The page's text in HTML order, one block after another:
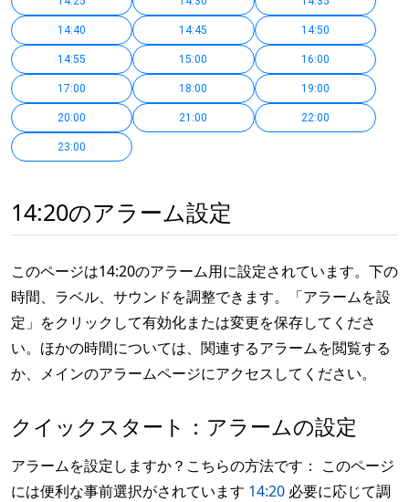
14:40 14:45 14:50
14:55 15:00 16:00
17:00 18:00 19:00
20:00 21:00 22:00
23:00
14:20のアラーム設定
このページは14:20のアラーム用に設定されています。下の
時間、ラベル、サウンドを調整できます。「アラームを設
定」をクリックして有効化または変更を保存してくださ
い。ほかの時間については、関連するアラームを閲覧する
か、メインのアラームページにアクセスしてください。
クイックスタート：アラームの設定
アラームを設定しますか？こちらの方法です： このページ
には便利な事前選択がされています 14:20 必要に応じて調